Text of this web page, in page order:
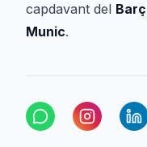
capdavant del
Munic.